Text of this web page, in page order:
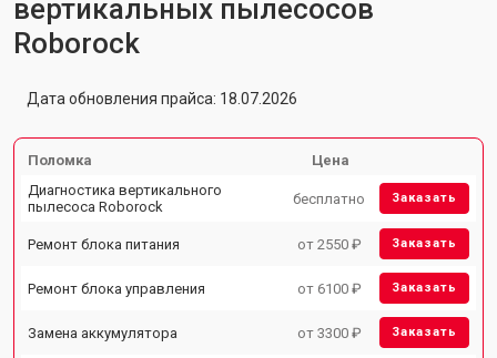
вертикальных пылесосов
Roborock
Дата обновления прайса: 18.07.2026
Поломка
Цена
Диагностика вертикального
пылесоса Roborock
бесплатно Заказать
Ремонт блока питания от 2550 ₽ Заказать
Ремонт блока управления от 6100 ₽ Заказать
Замена аккумулятора от 3300 ₽ Заказать